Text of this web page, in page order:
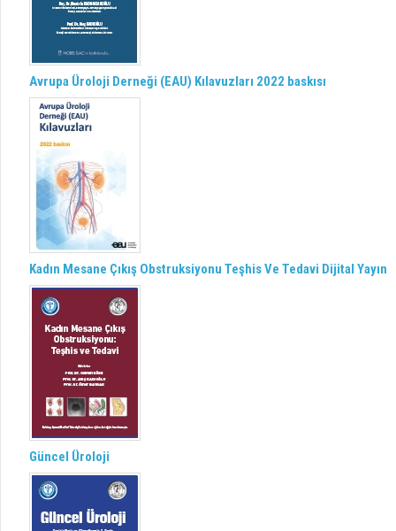
Avrupa Üroloji Derneği (EAU) Kılavuzları 2022 baskısı
Kadın Mesane Çıkış Obstruksiyonu Teşhis Ve Tedavi Dijital Yayın
Güncel Üroloji